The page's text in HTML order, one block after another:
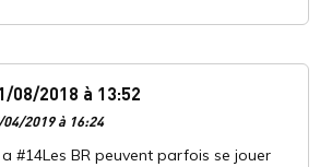
08/2018 à 13:52
2019 à 16:24
#14Les BR peuvent parfois se jouer